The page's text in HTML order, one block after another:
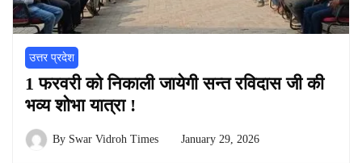
उत्तर प्रदेश
1 फरवरी को निकाली जायेगी सन्त रविदास जी की
भव्य शोभा यात्रा !
By Swar Vidroh Times January 29, 2026